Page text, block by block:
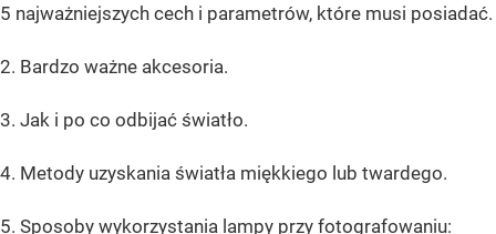
5 najważniejszych cech i parametrów, które musi posiadać.
2. Bardzo ważne akcesoria.
3. Jak i po co odbijać światło.
4. Metody uzyskania światła miękkiego lub twardego.
5. Sposoby wykorzystania lampy przy fotografowaniu: